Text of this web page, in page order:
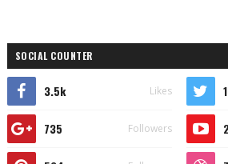
SOCIAL COUNTER
3.5k Likes
735 Followers